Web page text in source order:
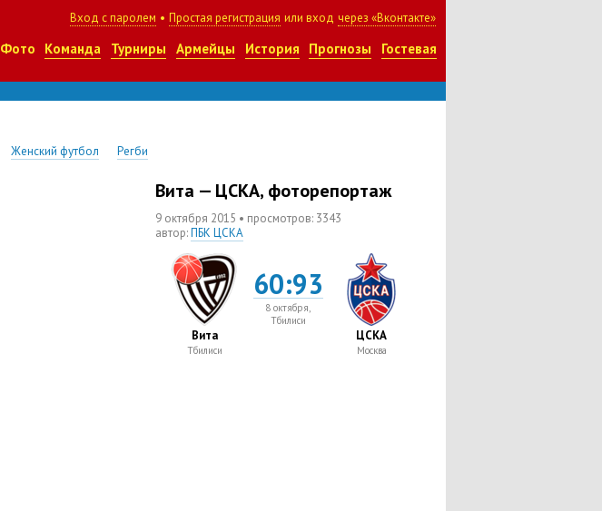
Вход с паролем • Простая регистрация или вход через «Вконтакте»
Фото Команда Турниры Армейцы История Прогнозы Гостевая
Женский футбол Регби
Вита — ЦСКА, фоторепортаж
9 октября 2015 • просмотров: 3343
автор:ПБК ЦСКА
Вита
Тбилиси
60:93
8 октября,
Тбилиси
ЦСКА
Москва